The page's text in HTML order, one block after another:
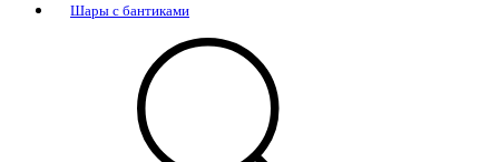
Шары с бантиками